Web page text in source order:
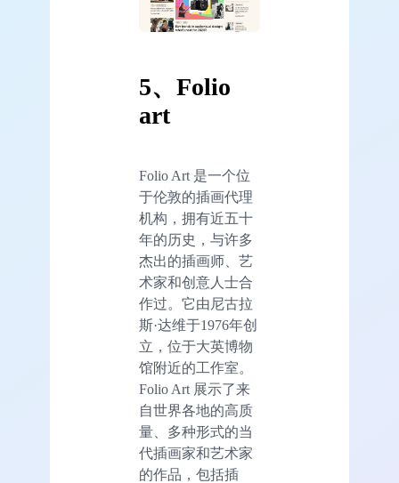
5、Folio
art
Folio Art 是一个位
于伦敦的插画代理
机构，拥有近五十
年的历史，与许多
杰出的插画师、艺
术家和创意人士合
作过。它由尼古拉
斯·达维于1976年创
立，位于大英博物
馆附近的工作室。
Folio Art 展示了来
自世界各地的高质
量、多种形式的当
代插画家和艺术家
的作品，包括插